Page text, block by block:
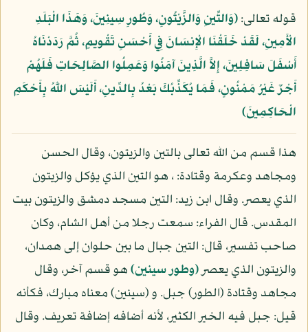
قوله تعالى:﴿وَالتِّينِ وَالزَّيْتُونِ، وَطُورِ سِينِينَ، وَهَذَا الْبَلَدِ
الْأَمِينِ، لَقَدْ خَلَقْنَا الْإِنسَانَ فِي أَحْسَنِ تَقْوِيمٍ، ثُمَّ رَدَدْنَاهُ
أَسْفَلَ سَافِلِينَ، إِلاَّ الَّذِينَ آمَنُوا وَعَمِلُوا الصَّالِحَاتِ فَلَهُمْ
أَجْرٌ غَيْرُ مَمْنُونٍ، فَمَا يُكَذِّبُكَ بَعْدُ بِالدِّينِ، أَلَيْسَ اللَّهُ بِأَحْكَمِ
الْحَاكِمِينَ﴾
هذا قسم من الله تعالى بالتين والزيتون، وقال الحسن
ومجاهد وعكرمة وقتادة: ، هو التين الذي يؤكل والزيتون
الذي يعصر. وقال ابن زيد: التين مسجد دمشق والزيتون بيت
المقدس. قال الفراء: سمعت رجلا من أهل الشام، وكان
صاحب تفسير، قال: التين جبال ما بين حلوان إلى همدان،
والزيتون الذي يعصر(وطور سينين)هو قسم آخر، وقال
مجاهد وقتادة (الطور) جبل. و (سينين) معناه مبارك، فكأنه
قيل: جبل فيه الخير الكثير، لأنه أضافه إضافة تعريف. وقال